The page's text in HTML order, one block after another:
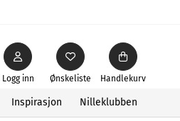
Ønskeliste
Logg inn Handlekurv
Inspirasjon Nilleklubben